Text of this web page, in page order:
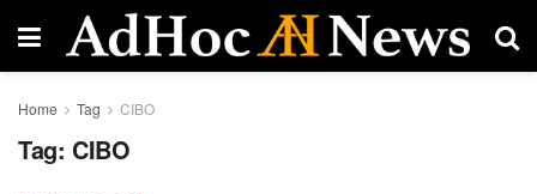
Home Tag CIBO
Tag: CIBO